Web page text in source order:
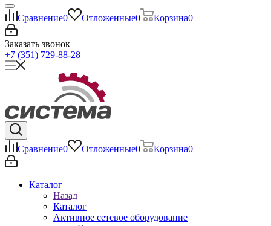
Сравнение0 Отложенные0 Корзина0
Заказать звонок
+7 (351) 729-88-28
Сравнение0 Отложенные0 Корзина0
Каталог
Назад
Каталог
Активное сетевое оборудование